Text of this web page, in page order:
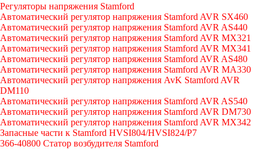
Регуляторы напряжения Stamford
Автоматический регулятор напряжения Stamford AVR SX460
Автоматический регулятор напряжения Stamford AVR AS440
Автоматический регулятор напряжения Stamford AVR MX321
Автоматический регулятор напряжения Stamford AVR MX341
Автоматический регулятор напряжения Stamford AVR AS480
Автоматический регулятор напряжения Stamford AVR MA330
Автоматический регулятор напряжения AvK Stamford AVR
DM110
Автоматический регулятор напряжения Stamford AVR AS540
Автоматический регулятор напряжения Stamford AVR DM730
Автоматический регулятор напряжения Stamford AVR MX342
Запасные части к Stamford HVSI804/HVSI824/P7
366-40800 Статор возбудителя Stamford